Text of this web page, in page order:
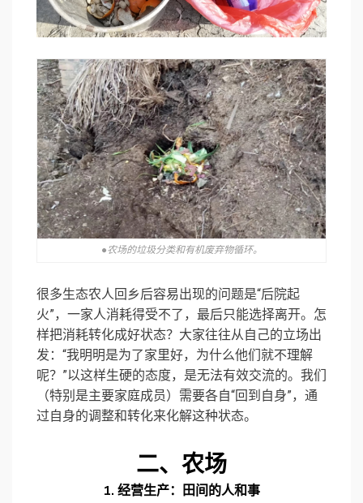
●农场的垃圾分类和有机废弃物循环。
很多生态农人回乡后容易出现的问题是“后院起
火”，一家人消耗得受不了，最后只能选择离开。怎
样把消耗转化成好状态？大家往往从自己的立场出
发：“我明明是为了家里好，为什么他们就不理解
呢？”以这样生硬的态度，是无法有效交流的。我们
（特别是主要家庭成员）需要各自“回到自身”，通
过自身的调整和转化来化解这种状态。
二、 农场
1. 经营生产：田间的人和事